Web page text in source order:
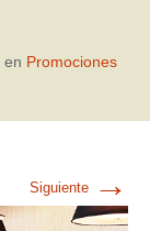
en Promociones
Siguiente →